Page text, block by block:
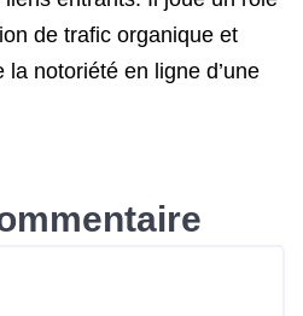
de trafic organique et
la notoriété en ligne d’une